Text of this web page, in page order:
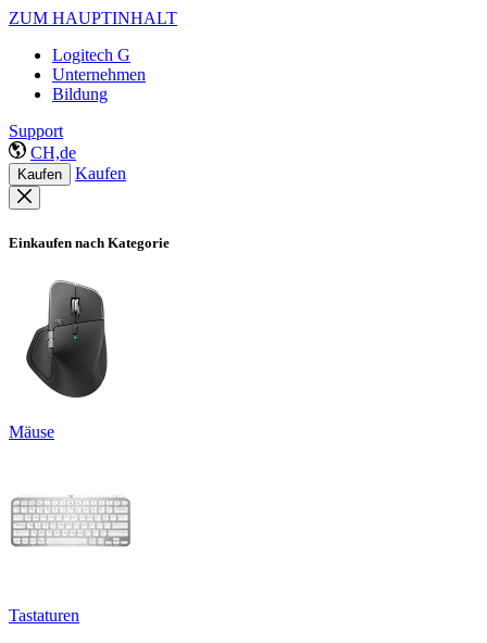
ZUM HAUPTINHALT
Logitech G
Unternehmen
Bildung
Support
CH,de
Kaufen Kaufen
Einkaufen nach Kategorie
Mäuse
Tastaturen